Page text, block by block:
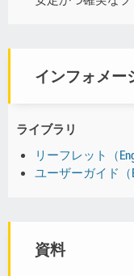
インフォメー
ライブラリ
リーフレット（
ユーザーガイド（
資料